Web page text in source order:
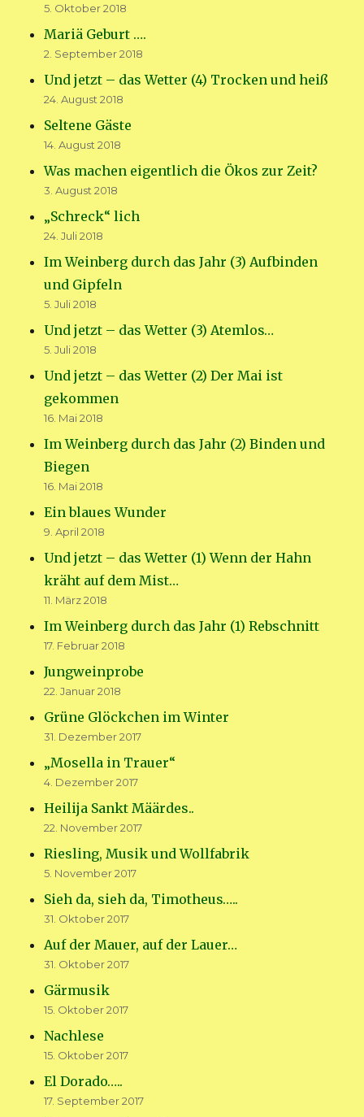
5. Oktober 2018
Mariä Geburt ….
2. September 2018
Und jetzt – das Wetter (4) Trocken und heiß
24. August 2018
Seltene Gäste
14. August 2018
Was machen eigentlich die Ökos zur Zeit?
3. August 2018
„Schreck“ lich
24. Juli 2018
Im Weinberg durch das Jahr (3) Aufbinden
und Gipfeln
5. Juli 2018
Und jetzt – das Wetter (3) Atemlos…
5. Juli 2018
Und jetzt – das Wetter (2) Der Mai ist
gekommen
16. Mai 2018
Im Weinberg durch das Jahr (2) Binden und
Biegen
16. Mai 2018
Ein blaues Wunder
9. April 2018
Und jetzt – das Wetter (1) Wenn der Hahn
kräht auf dem Mist…
11. März 2018
Im Weinberg durch das Jahr (1) Rebschnitt
17. Februar 2018
Jungweinprobe
22. Januar 2018
Grüne Glöckchen im Winter
31. Dezember 2017
„Mosella in Trauer“
4. Dezember 2017
Heilija Sankt Määrdes..
22. November 2017
Riesling, Musik und Wollfabrik
5. November 2017
Sieh da, sieh da, Timotheus…..
31. Oktober 2017
Auf der Mauer, auf der Lauer…
31. Oktober 2017
Gärmusik
15. Oktober 2017
Nachlese
15. Oktober 2017
El Dorado…..
17. September 2017